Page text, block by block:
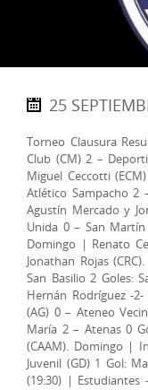
25
Torneo Clausura
Club (CM) 2 –
Miguel Ceccotti
Atlético Sampacho 2
Agustín Mercado y
Unida 0 – San
Domingo | Renato
Jonathan Rojas
San Basilio 2 Goles:
Hernán Rodríguez -
(AG) 0 – Ateneo
María 2 – Atenas 0
(CAAM). Domingo |
Juvenil (GD) 1 Gol:
(19:30) | Estudiantes